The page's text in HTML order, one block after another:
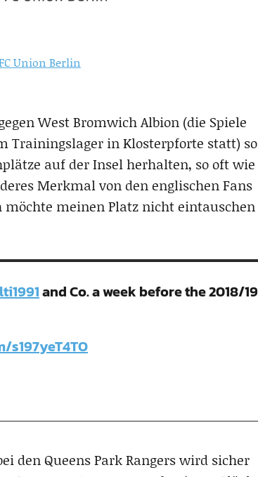
Union Berlin
West Bromwich Albion (die Spiele
Trainingslager in Klosterpforte statt) so
auf der Insel herhalten, so oft wie
Merkmal von den englischen Fans
meinen Platz nicht eintauschen
and Co. a week before the 2018/19
s197yeT4TO
den Queens Park Rangers wird sicher